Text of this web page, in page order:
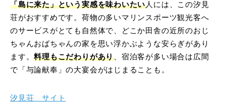
「島に来た」という実感を味わいたい人には、この汐見
荘がおすすめです。荷物の多いマリンスポーツ観光客へ
のサービスがとても自然体で、どこか田舎の近所のおじ
ちゃんおばちゃんの家を思い浮かぶような安らぎがあり
ます。料理もこだわりがあり、宿泊客が多い場合は広間
で「与論献奉」の大宴会がはじまることも。
汐見荘 サイト